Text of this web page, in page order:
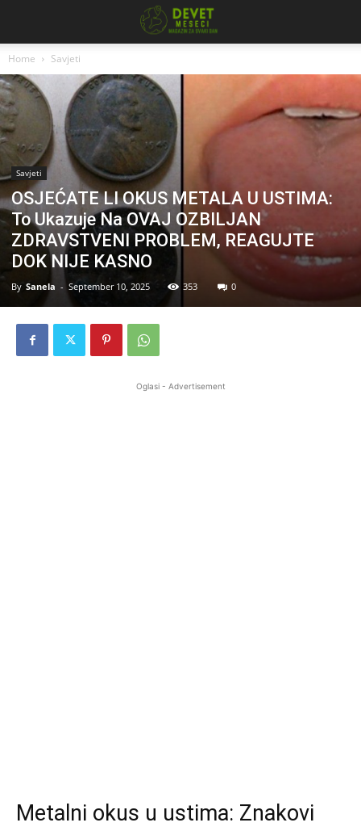
Home Savjeti
Savjeti
OSJEĆATE LI OKUS METALA U USTIMA:
To Ukazuje Na OVAJ OZBILJAN
ZDRAVSTVENI PROBLEM, REAGUJTE
DOK NIJE KASNO
By Sanela - September 10, 2025 353 0
Oglasi - Advertisement
Metalni okus u ustima: Znakovi